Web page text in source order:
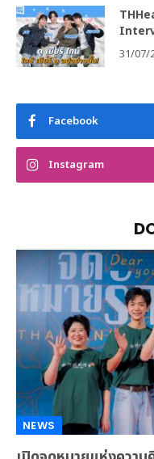
31/07/
Facebook
Instagram
NEWS